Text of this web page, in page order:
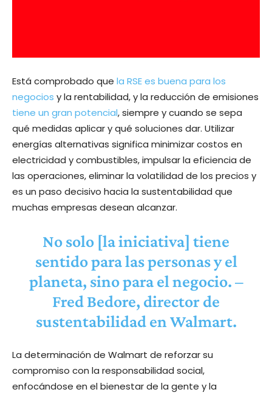
Está comprobado que la RSE es buena para los
negocios y la rentabilidad, y la reducción de emisiones
tiene un gran potencial, siempre y cuando se sepa
qué medidas aplicar y qué soluciones dar. Utilizar
energías alternativas significa minimizar costos en
electricidad y combustibles, impulsar la eficiencia de
las operaciones, eliminar la volatilidad de los precios y
es un paso decisivo hacia la sustentabilidad que
muchas empresas desean alcanzar.
No solo [la iniciativa] tiene
sentido para las personas y el
planeta, sino para el negocio. –
Fred Bedore, director de
sustentabilidad en Walmart.
La determinación de Walmart de reforzar su
compromiso con la responsabilidad social,
enfocándose en el bienestar de la gente y la